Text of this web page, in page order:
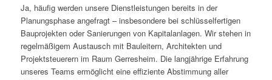
Ja, häufig werden unsere Dienstleistungen bereits in der
Planungsphase angefragt – insbesondere bei schlüsselfertigen
Bauprojekten oder Sanierungen von Kapitalanlagen. Wir stehen in
regelmäßigem Austausch mit Bauleitern, Architekten und
Projektsteuerern im Raum Gerresheim. Die langjährige Erfahrung
unseres Teams ermöglicht eine effiziente Abstimmung aller